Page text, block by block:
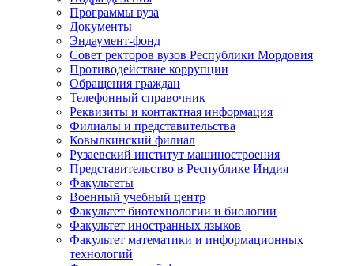
Программы вуза
Документы
Эндаумент-фонд
Совет ректоров вузов Республики Мордовия
Противодействие коррупции
Обращения граждан
Телефонный справочник
Реквизиты и контактная информация
Филиалы и представительства
Ковылкинский филиал
Рузаевский институт машиностроения
Представительство в Республике Индия
Факультеты
Военный учебный центр
Факультет биотехнологии и биологии
Факультет иностранных языков
Факультет математики и информационных
технологий